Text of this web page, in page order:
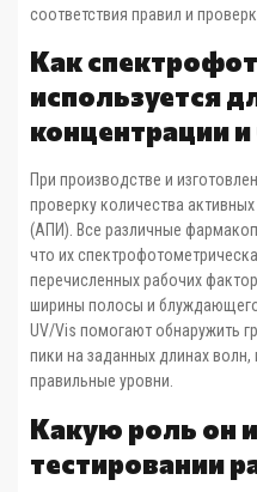
соответствия правил и
Как
используется
концентрации
При производстве и
проверку количества
(АПИ). Все различные
что их
перечисленных рабочих
ширины полосы и
UV/Vis помогают обнаружить
пики на заданных длинах
правильные уровни.
Какую роль он
тестировании